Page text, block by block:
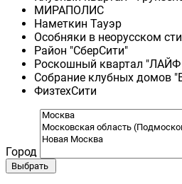
МИРАПОЛИС
Наметкин Тауэр
Особняки в неорусском
Район "СберСити"
Роскошный квартал
Собрание клубных домов
ФизтехСити
Город
Выбрать